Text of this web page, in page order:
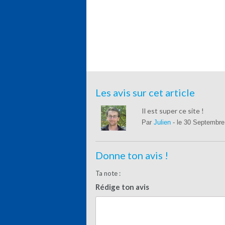
Les avis sur cet article
Il est super ce site !
ParJulien- le 30
Donne ton avis !
Ta note :
Rédige ton avis